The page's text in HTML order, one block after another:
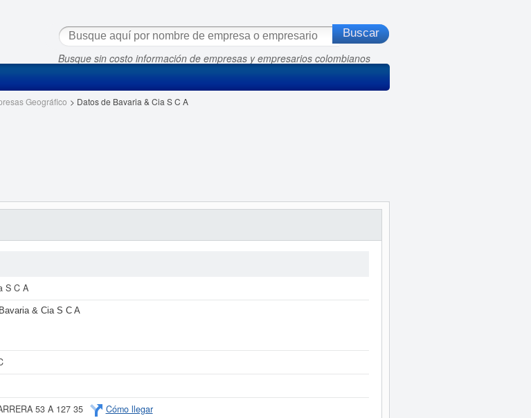
Busque sin costo información de empresas y empresarios colombianos
Geográfico > Datos de Bavaria & Cia S C A
S C A
& Cia S C A
53 A 127 35 Cómo llegar